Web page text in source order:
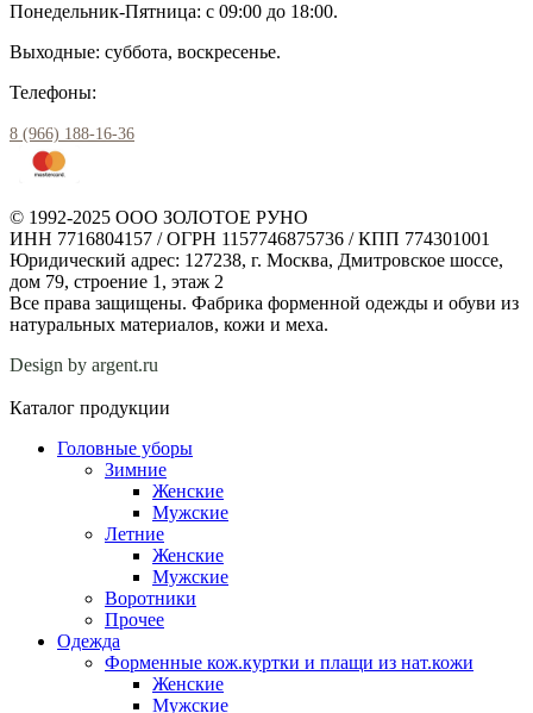
Понедельник-Пятница: с 09:00 до 18:00.
Выходные: суббота, воскресенье.
Телефоны:
8 (966) 188-16-36
© 1992-2025 ООО ЗОЛОТОЕ РУНО
ИНН 7716804157 / ОГРН 1157746875736 / КПП 774301001
Юридический адрес: 127238, г. Москва, Дмитровское шоссе,
дом 79, строение 1, этаж 2
Все права защищены. Фабрика форменной одежды и обуви из
натуральных материалов, кожи и меха.
Design by argent.ru
Каталог продукции
Головные уборы
Зимние
Женские
Мужские
Летние
Женские
Мужские
Воротники
Прочее
Одежда
Форменные кож.куртки и плащи из нат.кожи
Женские
Мужские